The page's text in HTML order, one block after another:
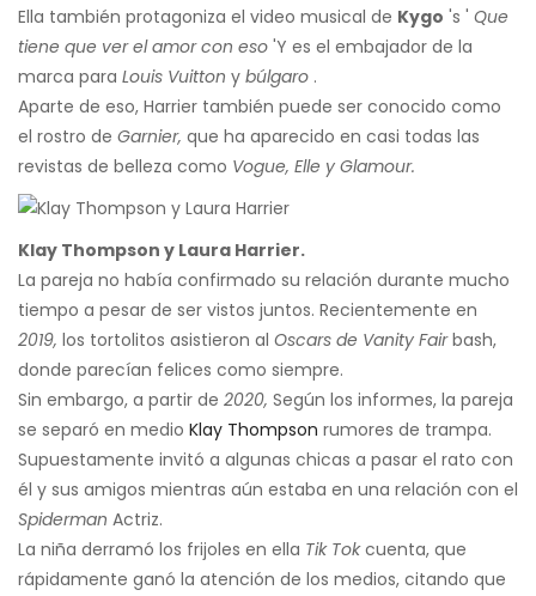
Ella también protagoniza el video musical de Kygo 's ' Que
tiene que ver el amor con eso 'Y es el embajador de la
marca para Louis Vuitton y búlgaro .
Aparte de eso, Harrier también puede ser conocido como
el rostro de Garnier, que ha aparecido en casi todas las
revistas de belleza como Vogue, Elle y Glamour.
Klay Thompson y Laura Harrier.
La pareja no había confirmado su relación durante mucho
tiempo a pesar de ser vistos juntos. Recientemente en
2019, los tortolitos asistieron al Oscars de Vanity Fairbash,
donde parecían felices como siempre.
Sin embargo, a partir de 2020, Según los informes, la pareja
se separó en medio Klay Thompson rumores de trampa.
Supuestamente invitó a algunas chicas a pasar el rato con
él y sus amigos mientras aún estaba en una relación con el
Spiderman Actriz.
La niña derramó los frijoles en ella Tik Tokcuenta, que
rápidamente ganó la atención de los medios, citando que